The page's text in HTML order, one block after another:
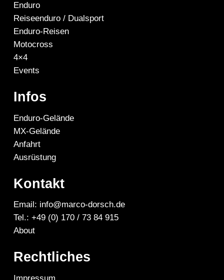
Enduro
Reiseenduro / Dualsport
Enduro-Reisen
Motocross
4×4
Events
Infos
Enduro-Gelände
MX-Gelände
Anfahrt
Ausrüstung
Kontakt
Email: info@marco-dorsch.de
Tel.: +49 (0) 170 / 73 84 915
About
Rechtliches